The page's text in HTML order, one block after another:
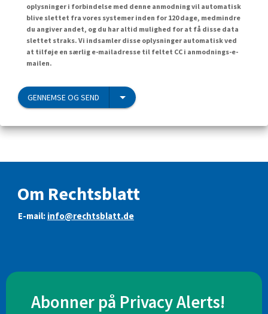
oplysninger i forbindelse med denne anmodning vil automatisk
blive slettet fra vores systemer inden for 120 dage, medmindre
du angiver andet, og du har altid mulighed for at få disse data
slettet straks. Vi indsamler disse oplysninger automatisk ved
at tilføje en særlig e-mailadresse til feltet CC i anmodnings-e-
mailen.
GENNEMSE OG SEND
Om Rechtsblatt
E-mail: info@rechtsblatt.de
Abonner på Privacy Alerts!